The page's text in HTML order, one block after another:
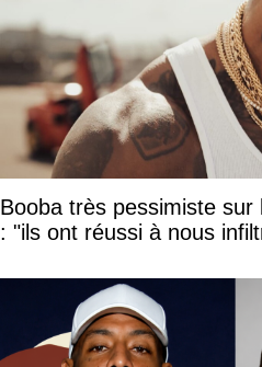
Booba très pessimiste
: "ils ont réussi à nous